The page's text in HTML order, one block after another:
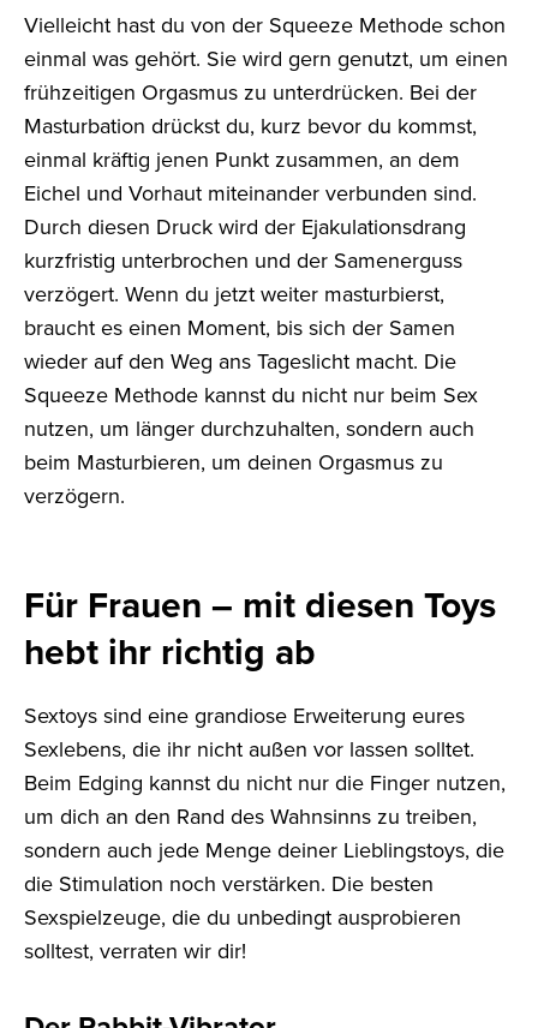
Vielleicht hast du von der Squeeze Methode schon
einmal was gehört. Sie wird gern genutzt, um einen
frühzeitigen Orgasmus zu unterdrücken. Bei der
Masturbation drückst du, kurz bevor du kommst,
einmal kräftig jenen Punkt zusammen, an dem
Eichel und Vorhaut miteinander verbunden sind.
Durch diesen Druck wird der Ejakulationsdrang
kurzfristig unterbrochen und der Samenerguss
verzögert. Wenn du jetzt weiter masturbierst,
braucht es einen Moment, bis sich der Samen
wieder auf den Weg ans Tageslicht macht. Die
Squeeze Methode kannst du nicht nur beim Sex
nutzen, um länger durchzuhalten, sondern auch
beim Masturbieren, um deinen Orgasmus zu
verzögern.
Für Frauen – mit diesen Toys
hebt ihr richtig ab
Sextoys sind eine grandiose Erweiterung eures
Sexlebens, die ihr nicht außen vor lassen solltet.
Beim Edging kannst du nicht nur die Finger nutzen,
um dich an den Rand des Wahnsinns zu treiben,
sondern auch jede Menge deiner Lieblingstoys, die
die Stimulation noch verstärken. Die besten
Sexspielzeuge, die du unbedingt ausprobieren
solltest, verraten wir dir!